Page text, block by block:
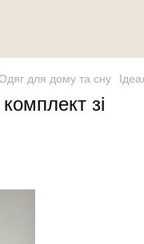
для дому та сну
зі